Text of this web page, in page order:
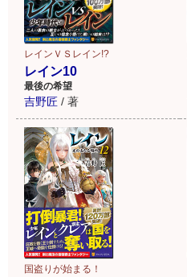
レインＶＳレイン!?
レイン10
最後の希望
吉野匠 / 著
国盗りが始まる！